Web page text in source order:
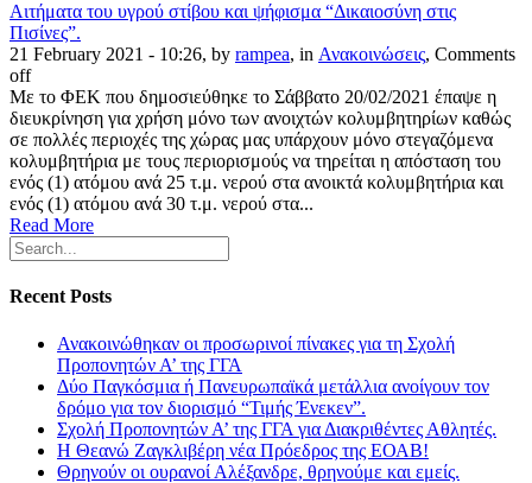
Αιτήματα του υγρού στίβου και ψήφισμα “Δικαιοσύνη στις
Πισίνες”.
21 February 2021 - 10:26, by rampea, in Ανακοινώσεις, Comments
off
Με το ΦΕΚ που δημοσιεύθηκε το Σάββατο 20/02/2021 έπαψε η
διευκρίνηση για χρήση μόνο των ανοιχτών κολυμβητηρίων καθώς
σε πολλές περιοχές της χώρας μας υπάρχουν μόνο στεγαζόμενα
κολυμβητήρια με τους περιορισμούς να τηρείται η απόσταση του
ενός (1) ατόμου ανά 25 τ.μ. νερού στα ανοικτά κολυμβητήρια και
ενός (1) ατόμου ανά 30 τ.μ. νερού στα...
Read More
Recent Posts
Ανακοινώθηκαν οι προσωρινοί πίνακες για τη Σχολή
Προπονητών Α’ της ΓΓΑ
Δύο Παγκόσμια ή Πανευρωπαϊκά μετάλλια ανοίγουν τον
δρόμο για τον διορισμό “Τιμής Ένεκεν”.
Σχολή Προπονητών Α’ της ΓΓΑ για Διακριθέντες Αθλητές.
Η Θεανώ Ζαγκλιβέρη νέα Πρόεδρος της ΕΟΑΒ!
Θρηνούν οι ουρανοί Αλέξανδρε, θρηνούμε και εμείς.